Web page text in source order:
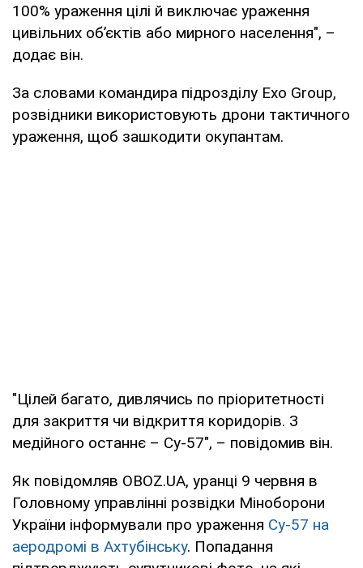
100% ураження цілі й виключає ураження
цивільних об’єктів або мирного населення", –
додає він.
За словами командира підрозділу Ехо Group,
розвідники використовують дрони тактичного
ураження, щоб зашкодити окупантам.
"Цілей багато, дивлячись по пріоритетності
для закриття чи відкриття коридорів. З
медійного останнє – Су-57", – повідомив він.
Як повідомляв OBOZ.UA, уранці 9 червня в
Головному управлінні розвідки Міноборони
України інформували про ураження Су-57 на
аеродромі в Ахтубінську. Попадання